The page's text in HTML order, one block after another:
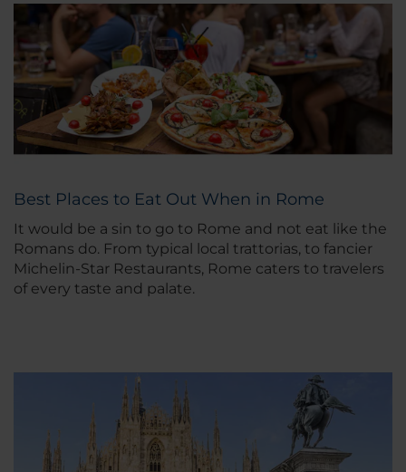
Best Places to Eat Out When in Rome
It would be a sin to go to Rome and not eat like the
Romans do. From typical local trattorias, to fancier
Michelin-Star Restaurants, Rome caters to travelers
of every taste and palate.